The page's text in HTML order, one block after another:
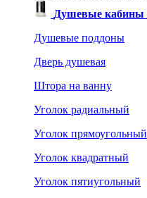
Душевые кабины
Душевые поддоны
Дверь душевая
Штора на ванну
Уголок радиальный
Уголок прямоугольный
Уголок квадратный
Уголок пятиугольный